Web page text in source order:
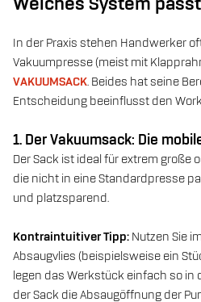
Welches System
In der Praxis stehen Handwerker
Vakuumpresse (meist mit
VAKUUMSACK. Beides hat seine
Entscheidung beeinflusst den
1. Der Vakuumsack: Die
Der Sack ist ideal für extrem große
die nicht in eine Standardpresse
und platzsparend.
Kontraintuitiver Tipp: Nutzen Sie
Absaugvlies (beispielsweise ein
legen das Werkstück einfach so in
der Sack die Absaugöffnung der